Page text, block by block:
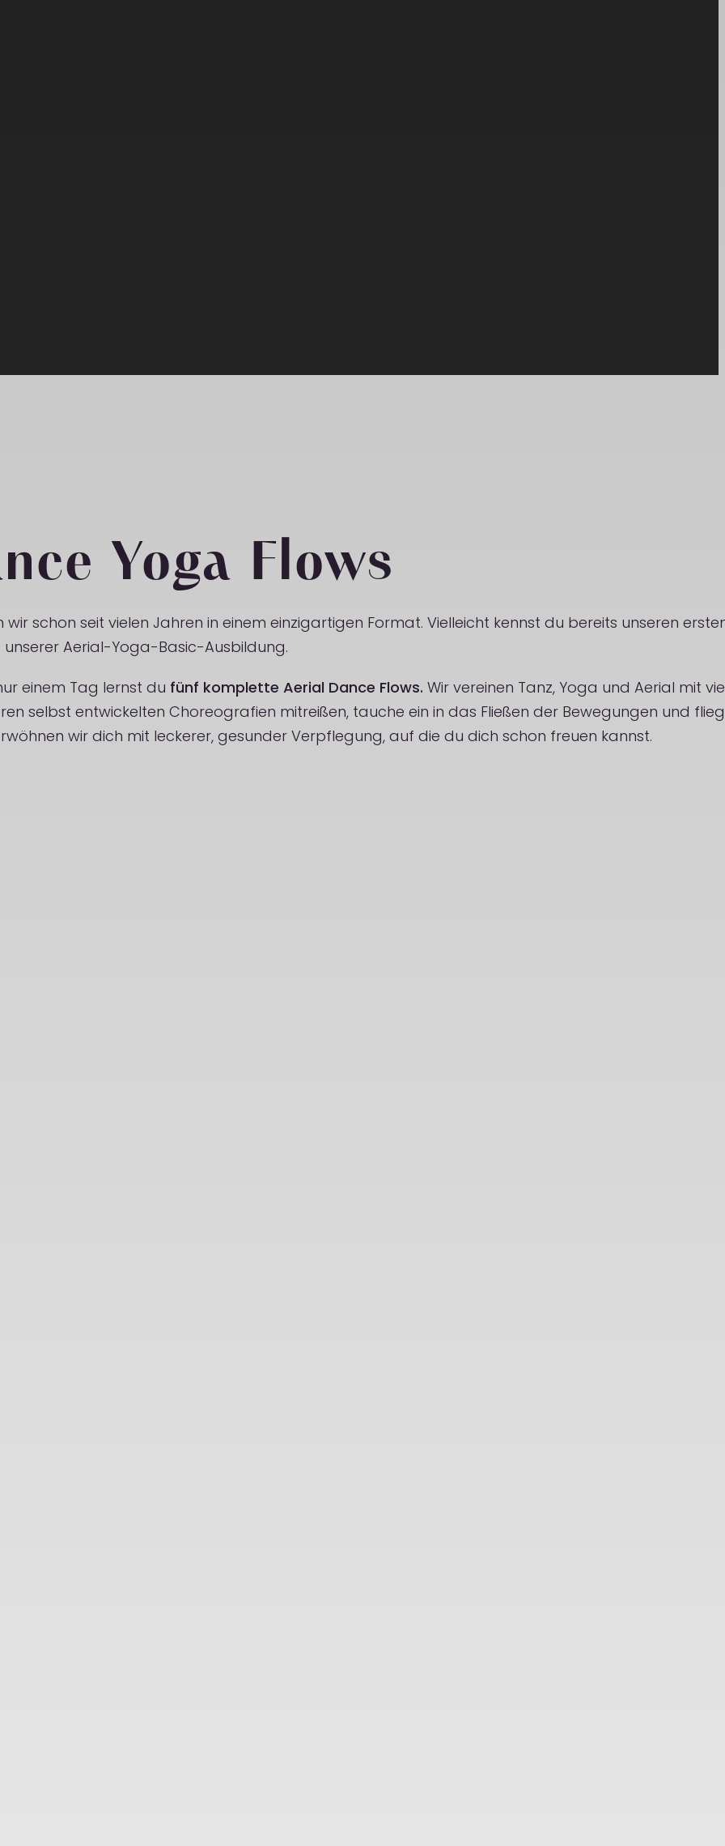
Yoga Flows
schon seit vielen Jahren in einem einzigartigen Format. Vielleicht kennst du bereits unseren
unserer Aerial-Yoga-Basic-Ausbildung.
einem Tag lernst du fünf komplette Aerial Dance Flows. Wir vereinen Tanz, Yoga und Aerial mit
selbst entwickelten Choreografien mitreißen, tauche ein in das Fließen der Bewegungen und
wir dich mit leckerer, gesunder Verpflegung, auf die du dich schon freuen kannst.